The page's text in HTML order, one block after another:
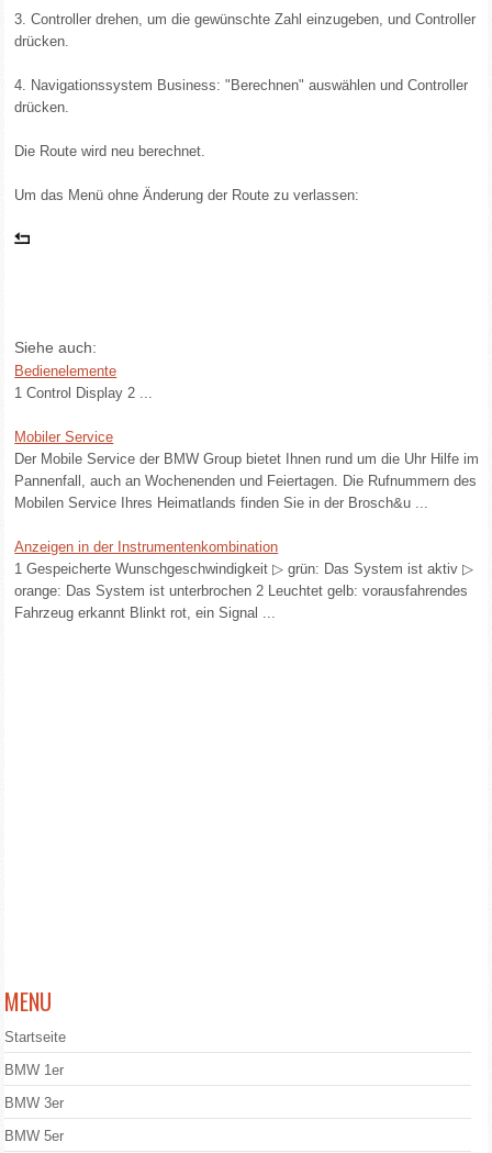
3. Controller drehen, um die gewünschte Zahl einzugeben, und Controller
drücken.
4. Navigationssystem Business: "Berechnen" auswählen und Controller
drücken.
Die Route wird neu berechnet.
Um das Menü ohne Änderung der Route zu verlassen:
Siehe auch:
Bedienelemente
1 Control Display 2 ...
Mobiler Service
Der Mobile Service der BMW Group bietet Ihnen rund um die Uhr Hilfe im
Pannenfall, auch an Wochenenden und Feiertagen. Die Rufnummern des
Mobilen Service Ihres Heimatlands finden Sie in der Brosch&u ...
Anzeigen in der Instrumentenkombination
1 Gespeicherte Wunschgeschwindigkeit ▷ grün: Das System ist aktiv ▷
orange: Das System ist unterbrochen 2 Leuchtet gelb: vorausfahrendes
Fahrzeug erkannt Blinkt rot, ein Signal ...
MENU
Startseite
BMW 1er
BMW 3er
BMW 5er